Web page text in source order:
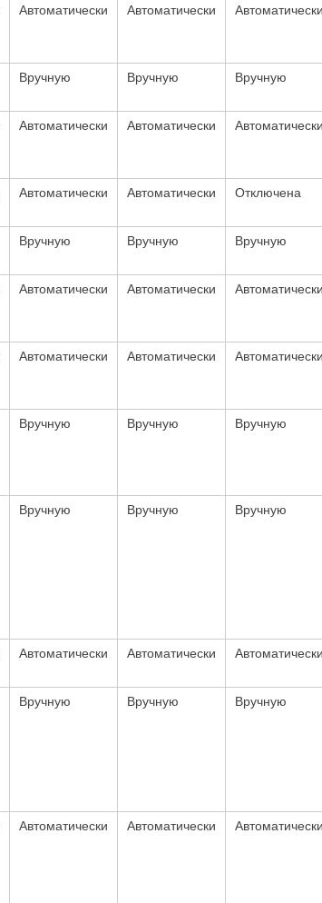
Автоматически Автоматически
Вручную Вручную Вручную
Автоматически Автоматически
Автоматически Автоматически Отключена
Вручную Вручную Вручную
Автоматически Автоматически
Автоматически Автоматически
Вручную Вручную Вручную
Вручную Вручную Вручную
Автоматически Автоматически
Вручную Вручную Вручную
Автоматически Автоматически